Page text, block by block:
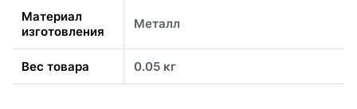
Материал
изготовления
Металл
Вес товара 0.05 кг